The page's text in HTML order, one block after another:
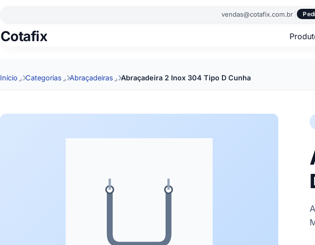
vendas@cotafix.com.br
Cotafix
Início Categorias Abraçadeiras Abraçadeira 2 Inox 304 Tipo D Cunha